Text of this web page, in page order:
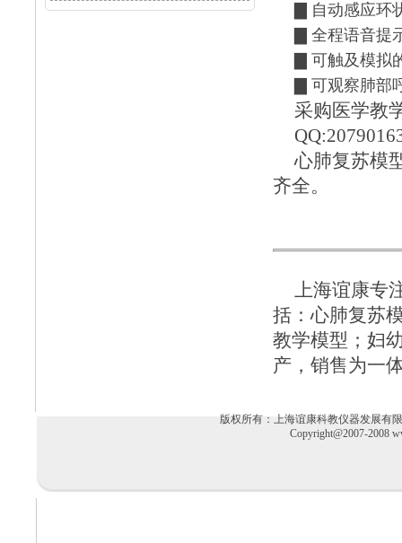
自动感应环
全程语音提
可触及模拟
可观察肺部
采购医学教
心肺复苏模
齐全。
上海谊康专
括：心肺复苏
教学模型 ； 妇
产，销售为一
版权所有：上海谊康科教仪器发展有限
Copyright@2007-2008